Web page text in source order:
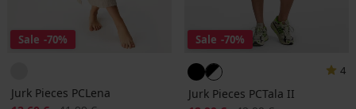
Sale -70%
Jurk Pieces PCLena
Sale -70%
4
Jurk Pieces PCTala II